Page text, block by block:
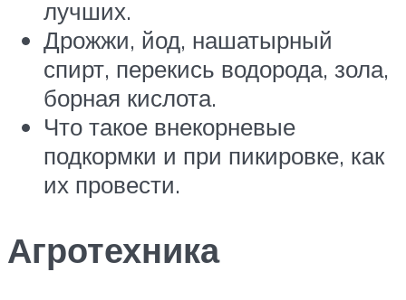
лучших.
Дрожжи, йод, нашатырный
спирт, перекись водорода, зола,
борная кислота.
Что такое внекорневые
подкормки и при пикировке, как
их провести.
Агротехника